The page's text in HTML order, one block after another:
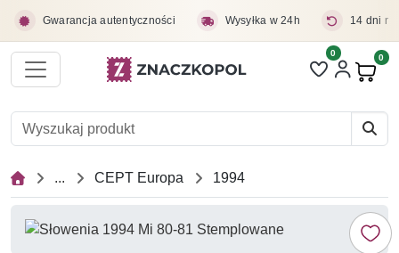
Gwarancja autentyczności Wysyłka w 24h 14 dni
Liczba pozycji
0 0
... CEPT Europa 1994